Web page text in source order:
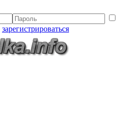
зарегистрироваться